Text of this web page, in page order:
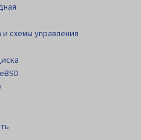
схемы управления